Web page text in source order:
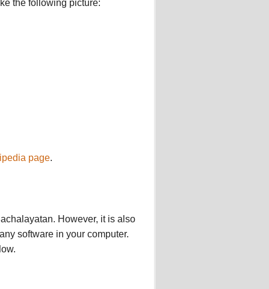
the following picture:
page.
However, it is also
software in your computer.